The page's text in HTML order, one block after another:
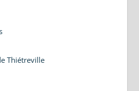
Thiétreville